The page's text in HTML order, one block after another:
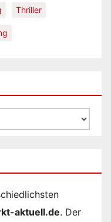
Thriller
aktuell.de. Der